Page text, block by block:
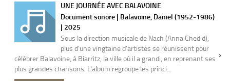
UNE JOURNÉE AVEC BALAVOINE
Document sonore | Balavoine, Daniel (1952-1986)
| 2025
Sous la direction musicale de Nach (Anna Chedid),
plus d'une vingtaine d'artistes se réunissent pour
célébrer Balavoine, à Biarritz, la ville où il a grandi, en reprenant ses
plus grandes chansons. L'album regroupe les princi...